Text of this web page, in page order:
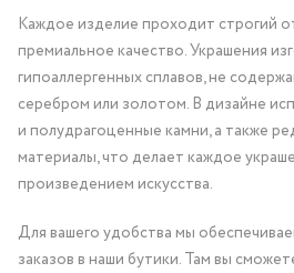
Каждое изделие проходит строгий
премиальное качество. Украшения
гипоаллергенных сплавов, не
серебром или золотом. В дизайне
и полудрагоценные камни, а также
материалы, что делает каждое
произведением искусства.
Для вашего удобства мы
заказов в наши бутики. Там вы